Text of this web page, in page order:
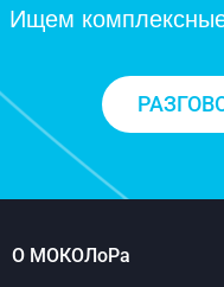
Ищем
О МОКОЛоРа